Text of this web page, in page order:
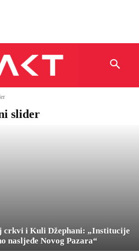
slider
crkvi i Kuli Džephani: „Institucije
nasljeđe Novog Pazara“